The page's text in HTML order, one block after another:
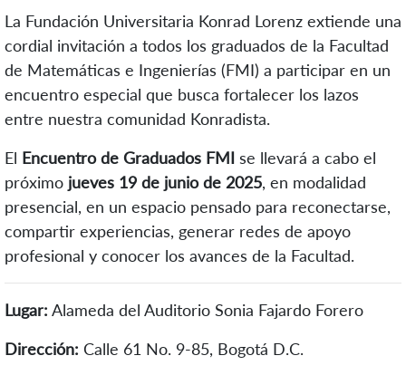
La Fundación Universitaria Konrad Lorenz extiende una
cordial invitación a todos los graduados de la Facultad
de Matemáticas e Ingenierías (FMI) a participar en un
encuentro especial que busca fortalecer los lazos
entre nuestra comunidad Konradista.
El Encuentro de Graduados FMI se llevará a cabo el
próximo jueves 19 de junio de 2025, en modalidad
presencial, en un espacio pensado para reconectarse,
compartir experiencias, generar redes de apoyo
profesional y conocer los avances de la Facultad.
Lugar: Alameda del Auditorio Sonia Fajardo Forero
Dirección: Calle 61 No. 9-85, Bogotá D.C.